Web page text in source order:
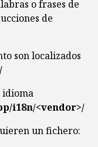
o frases de
de
son localizados
idioma
i18n/<vendor>/
un fichero: